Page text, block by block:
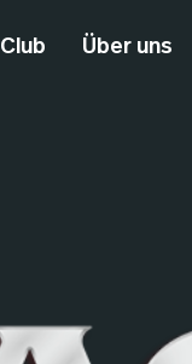
Über uns